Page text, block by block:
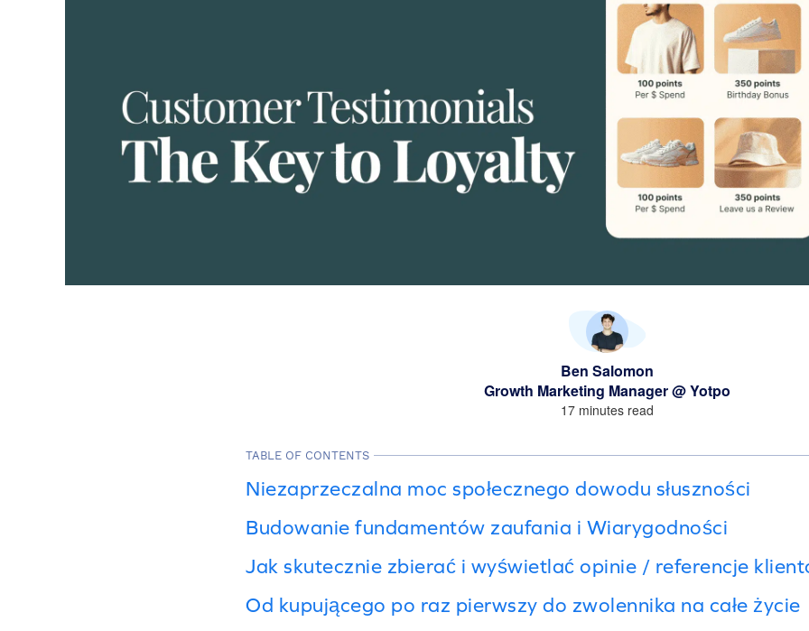
Ben Salomon
Growth Marketing Manager @ Yotpo
17 minutes read
TABLE OF CONTENTS
Niezaprzeczalna moc społecznego dowodu słuszności
Budowanie fundamentów zaufania i Wiarygodności
Jak skutecznie zbierać i wyświetlać opinie / referencje
Od kupującego po raz pierwszy do zwolennika na całe życie